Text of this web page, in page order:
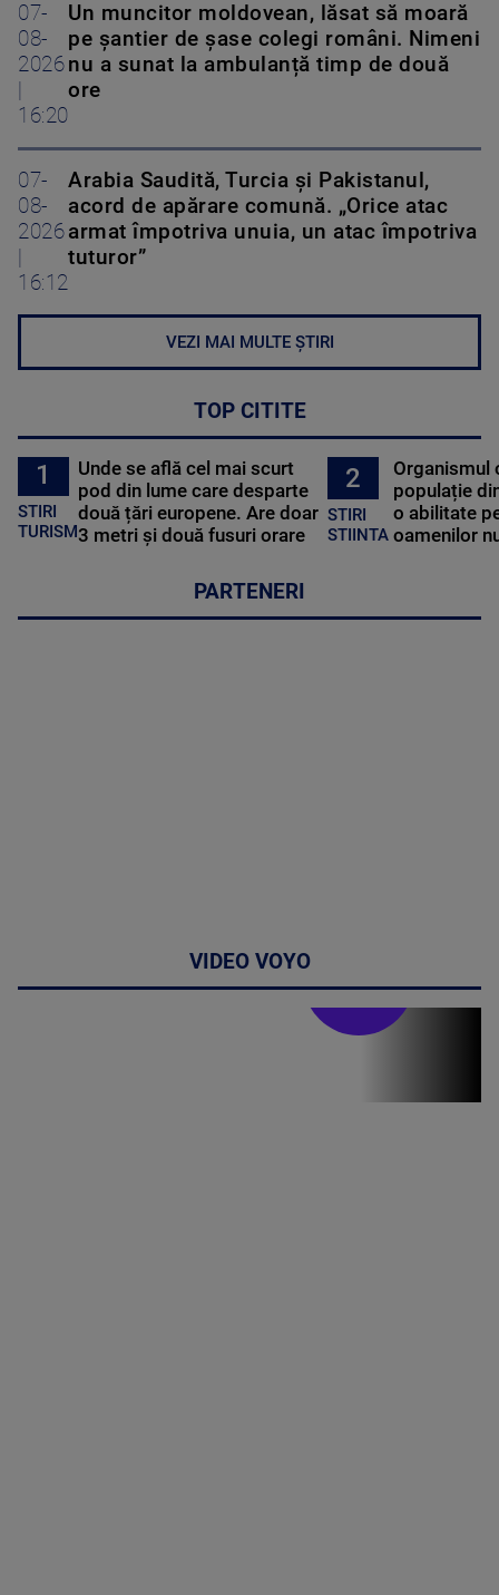
07-
08-
2026
16:20
Un muncitor moldovean, lăsat să moară
pe șantier de șase colegi români. Nimeni
nu a sunat la ambulanță timp de două
ore
07-
08-
2026
16:12
Arabia Saudită, Turcia și Pakistanul,
acord de apărare comună. „Orice atac
armat împotriva unuia, un atac împotriva
tuturor”
VEZI MAI MULTE ȘTIRI
TOP CITITE
1
STIRI
TURISM
Unde se află cel mai scurt
pod din lume care desparte
două țări europene. Are doar
3 metri și două fusuri orare
2
STIRI
STIINTA
Organismul
populație
o abilitate
oamenilor
PARTENERI
VIDEO VOYO